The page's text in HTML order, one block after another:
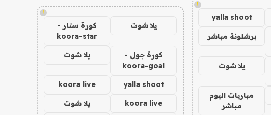
!
yalla shoot
برشلونة مباشر
يلا شوت
مباريات اليوم
مباشر
!
يلا شوت
كورة ستار -
koora-star
كورة جول -
koora-goal
يلا شوت
yalla shoot
koora live
koora live يلا شوت